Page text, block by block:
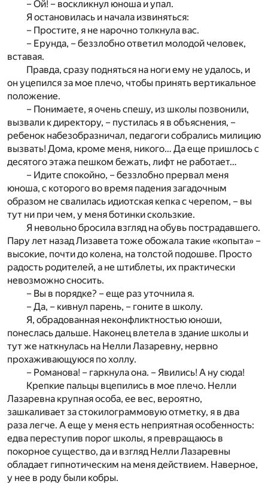
– Ой! – воскликнул юноша и упал.
Я остановилась и начала извиняться:
– Простите, я не нарочно толкнула вас.
– Ерунда, – беззлобно ответил молодой человек,
вставая.
Правда, сразу подняться на ноги ему не удалось, и
он уцепился за мое плечо, чтобы принять вертикальное
положение.
– Понимаете, я очень спешу, из школы позвонили,
вызвали к директору, – пустилась я в объяснения, –
ребенок набезобразничал, педагоги собрались милицию
вызвать! Дома, кроме меня, никого… Да еще пришлось с
десятого этажа пешком бежать, лифт не работает…
– Идите спокойно, – беззлобно прервал меня
юноша, с которого во время падения загадочным
образом не свалилась идиотская кепка с черепом, – вы
тут ни при чем, у меня ботинки скользкие.
Я невольно бросила взгляд на обувь пострадавшего.
Пару лет назад Лизавета тоже обожала такие «копыта» –
высокие, почти до колена, на толстой подошве. Просто
радость родителей, а не штиблеты, их практически
невозможно сносить.
– Вы в порядке? – еще раз уточнила я.
– Да, – кивнул парень, – гоните в школу.
Я, обрадованная неконфликтностью юноши,
понеслась дальше. Наконец влетела в здание школы и
тут же наткнулась на Нелли Лазаревну, нервно
прохаживающуюся по холлу.
– Романова! – гаркнула она. – Явились! А ну сюда!
Крепкие пальцы вцепились в мое плечо. Нелли
Лазаревна крупная особа, ее вес, вероятно,
зашкаливает за стокилограммовую отметку, я в два
раза легче. А еще у меня есть неприятная особенность:
едва переступив порог школы, я превращаюсь в
покорное существо, да и взгляд Нелли Лазаревны
обладает гипнотическим на меня действием. Наверное,
у нее в роду были кобры.